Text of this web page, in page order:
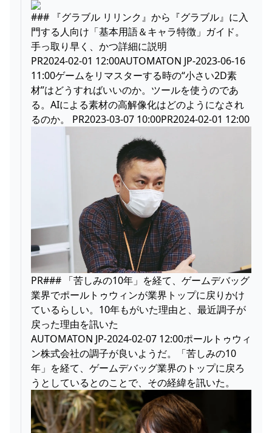
### 『グラブル リリンク』から『グラブル』に入
門する人向け「基本用語＆キャラ特徴」ガイド。
手っ取り早く、かつ詳細に説明
PR2024-02-01 12:00AUTOMATON JP-2023-06-16
11:00ゲームをリマスターする時の“小さい2D素
材”はどうすればいいのか。ツールを使うのであ
る。AIによる素材の高解像化はどのようになされ
るのか。 PR2023-03-07 10:00PR2024-02-01 12:00
PR### 「苦しみの10年」を経て、ゲームデバッグ
業界でポールトゥウィンが業界トップに戻りかけ
ているらしい。10年もがいた理由と、最近調子が
戻った理由を訊いた
AUTOMATON JP-2024-02-07 12:00ポールトゥウィ
ン株式会社の調子が良いようだ。「苦しみの10
年」を経て、ゲームデバッグ業界のトップに戻ろ
うとしているとのことで、その経緯を訊いた。